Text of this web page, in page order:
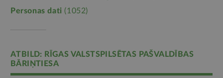
Personas dati (1052)
ATBILD: RĪGAS VALSTSPILSĒTAS PAŠVALDĪBAS
BĀRIŅTIESA